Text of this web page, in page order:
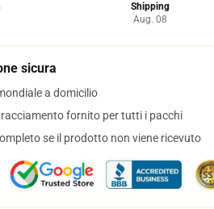
Shipping
Aug. 08
sicura
a domicilio
fornito per tutti i pacchi
se il prodotto non viene ricevuto